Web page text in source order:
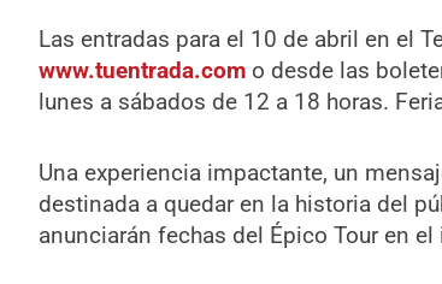
Las entradas para el 10 de abril en el
www.tuentrada.como desde las
lunes a sábados de 12 a 18 horas.
Una experiencia impactante, un
destinada a quedar en la historia del
anunciarán fechas del Épico Tour en